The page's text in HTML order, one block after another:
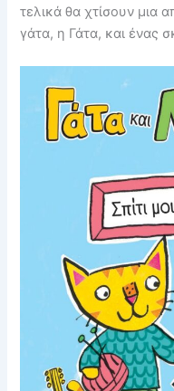
τελικά θα χτίσουν μια
γάτα, η Γάτα, και ένας